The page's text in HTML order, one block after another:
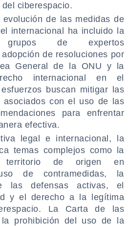
ciberespacio.
de las medidas de
internacional ha incluido la
de expertos
de resoluciones por
General de la ONU y la
internacional en el
buscan mitigar las
asociados con el uso de las
para enfrentar
efectiva.
legal e internacional, la
temas complejos como la
territorio de origen en
de contramedidas, la
las defensas activas, el
y el derecho a la legítima
La Carta de las
prohibición del uso de la